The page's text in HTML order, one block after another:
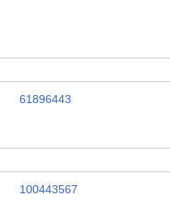
61896443
100443567